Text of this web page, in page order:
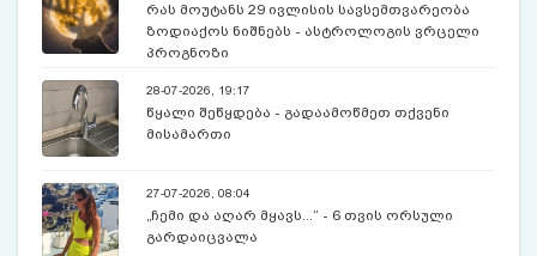
რას მოუტანს 29 ივლისის სავსემთვარეობა
ზოდიაქოს ნიშნებს - ასტროლოგის ვრცელი
პროგნოზი
28-07-2026, 19:17
წყალი შეწყდება - გადაამოწმეთ თქვენი
მისამართი
27-07-2026, 08:04
„ჩემი და აღარ მყავს...“ - 6 თვის ორსული
გარდაიცვალა